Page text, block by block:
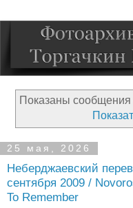
Показаны сообщения
25 мая, 2026
Неберджаевский
сентября 2009 /
To Remember